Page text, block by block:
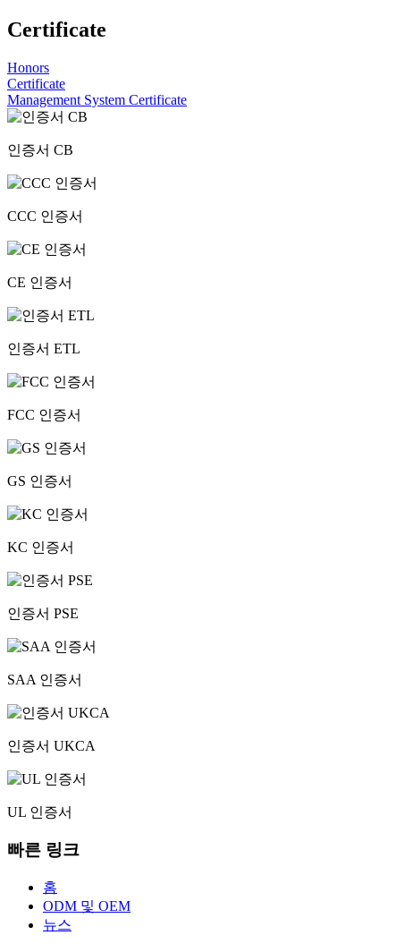
Certificate
Honors
Certificate
Management System Certificate
인증서 CB
CCC 인증서
CE 인증서
인증서 ETL
FCC 인증서
GS 인증서
KC 인증서
인증서 PSE
SAA 인증서
인증서 UKCA
UL 인증서
빠른 링크
홈
ODM 및 OEM
뉴스